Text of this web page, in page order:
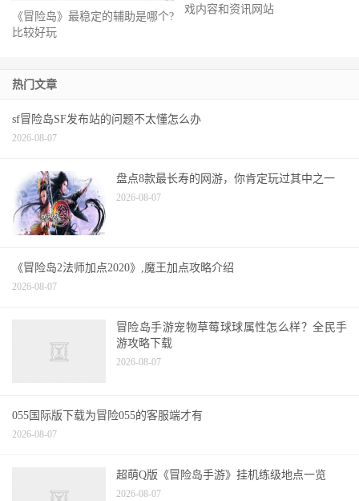
《冒险岛》最稳定的辅助是哪个?
比较好玩
戏内容和资讯网站
热门文章
sf冒险岛SF发布站的问题不太懂怎么办
2026-08-07
盘点8款最长寿的网游，你肯定玩过其中之一
2026-08-07
《冒险岛2法师加点2020》,魔王加点攻略介绍
2026-08-07
冒险岛手游宠物草莓球球属性怎么样？全民手
游攻略下载
2026-08-07
055国际版下载为冒险055的客服端才有
2026-08-07
超萌Q版《冒险岛手游》挂机练级地点一览
2026-08-07